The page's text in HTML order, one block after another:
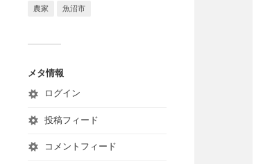
農家 魚沼市
メタ情報
ログイン
投稿フィード
コメントフィード